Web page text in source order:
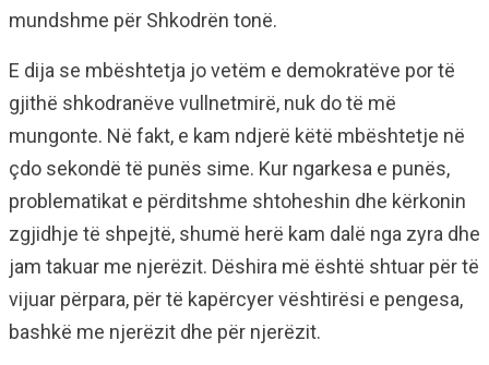
mundshme për Shkodrën tonë.
E dija se mbështetja jo vetëm e demokratëve por të
gjithë shkodranëve vullnetmirë, nuk do të më
mungonte. Në fakt, e kam ndjerë këtë mbështetje në
çdo sekondë të punës sime. Kur ngarkesa e punës,
problematikat e përditshme shtoheshin dhe kërkonin
zgjidhje të shpejtë, shumë herë kam dalë nga zyra dhe
jam takuar me njerëzit. Dëshira më është shtuar për të
vijuar përpara, për të kapërcyer vështirësi e pengesa,
bashkë me njerëzit dhe për njerëzit.